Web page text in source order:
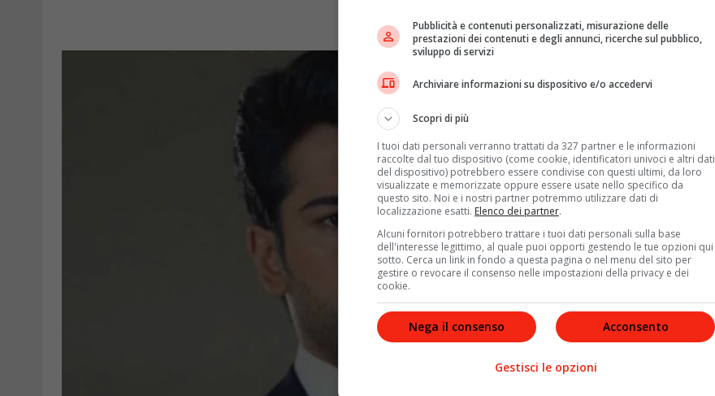
Pubblicità e contenuti personalizzati, misurazione delle
prestazioni dei contenuti e degli annunci, ricerche sul pubblico,
sviluppo di servizi
Archiviare informazioni su dispositivo e/o accedervi
Scopri di più
I tuoi dati personali verranno trattati da 327 partner e le informazioni
raccolte dal tuo dispositivo (come cookie, identificatori univoci e altri dati
del dispositivo) potrebbero essere condivise con questi ultimi, da loro
visualizzate e memorizzate oppure essere usate nello specifico da
questo sito. Noi e i nostri partner potremmo utilizzare dati di
localizzazione esatti. Elenco dei partner.
Alcuni fornitori potrebbero trattare i tuoi dati personali sulla base
dell'interesse legittimo, al quale puoi opporti gestendo le tue opzioni qui
sotto. Cerca un link in fondo a questa pagina o nel menu del sito per
gestire o revocare il consenso nelle impostazioni della privacy e dei
cookie.
Acconsento
Nega il consenso
Gestisci le opzioni